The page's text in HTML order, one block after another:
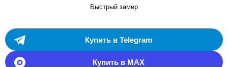
Быстрый замер
Купить в Telegram
Купить в MAX